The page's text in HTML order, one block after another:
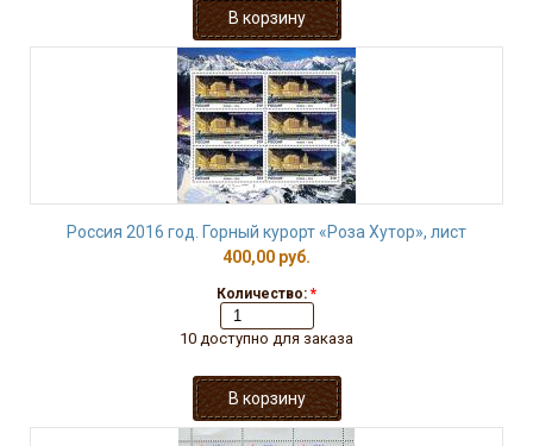
Россия 2016 год. Горный курорт «Роза Хутор», лист
400,00 руб.
Количество: *
10 доступно для заказа